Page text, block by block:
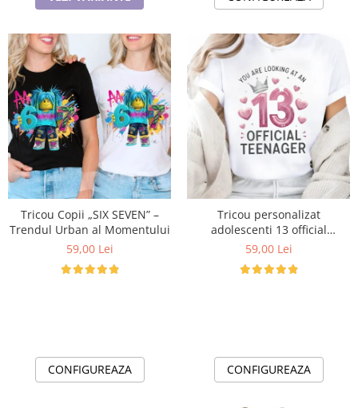
Tricou Copii „SIX SEVEN” –
Trendul Urban al Momentului
59,00 Lei
CONFIGUREAZA
Tricou personalizat
adolescenti 13 official
Teenager Cadou Inspirat59,00 Lei
CONFIGUREAZA